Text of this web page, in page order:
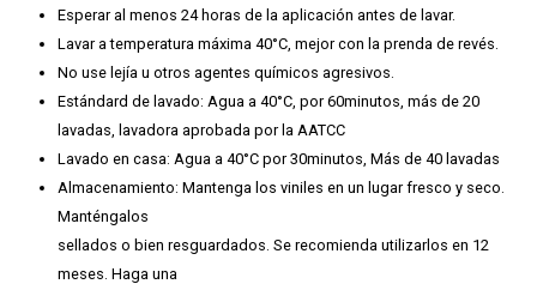
Esperar al menos 24 horas de la aplicación antes de lavar.
Lavar a temperatura máxima 40°C, mejor con la prenda de revés.
No use lejía u otros agentes químicos agresivos.
Estándard de lavado: Agua a 40°C, por 60minutos, más de 20
lavadas, lavadora aprobada por la AATCC
Lavado en casa: Agua a 40°C por 30minutos, Más de 40 lavadas
Almacenamiento: Mantenga los viniles en un lugar fresco y seco.
Manténgalos
sellados o bien resguardados. Se recomienda utilizarlos en 12
meses. Haga una